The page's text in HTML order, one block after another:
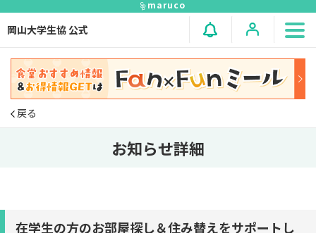
maruco
岡山大学生協 公式
戻る
お知らせ詳細
在学生の方のお部屋探し＆住み替えをサポートし